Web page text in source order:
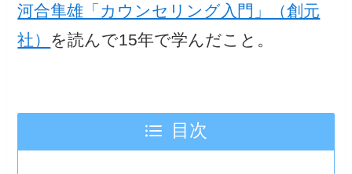
河合隼雄「カウンセリング入門」（創元
社） を読んで15年で学んだこと。
目次